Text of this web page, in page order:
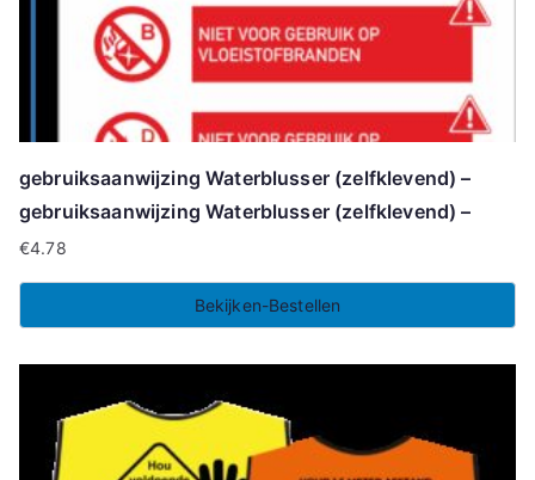
gebruiksaanwijzing Waterblusser (zelfklevend) –
gebruiksaanwijzing Waterblusser (zelfklevend) –
€4.78
Bekijken-Bestellen